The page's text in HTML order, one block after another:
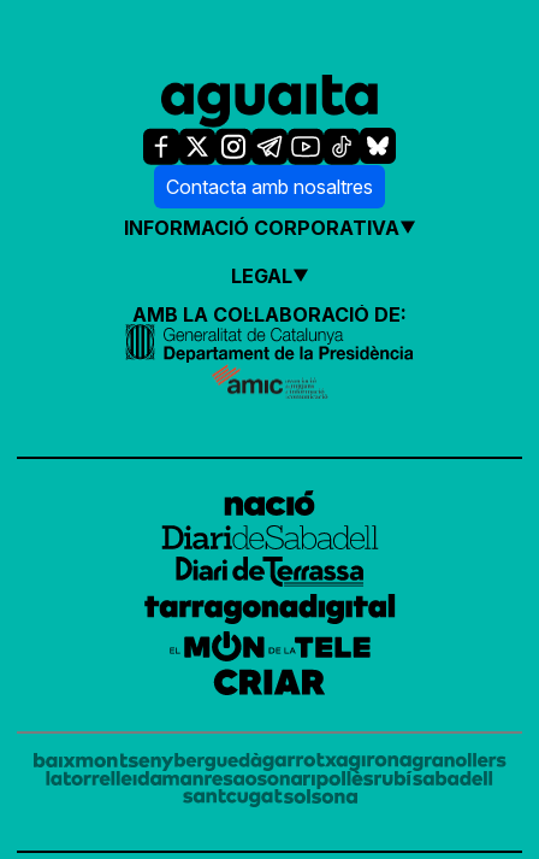
Contacta amb nosaltres
INFORMACIÓ CORPORATIVA
LEGAL
AMB LA COL·LABORACIÓ DE: